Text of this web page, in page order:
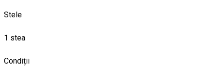
Stele
1 stea
Condiții